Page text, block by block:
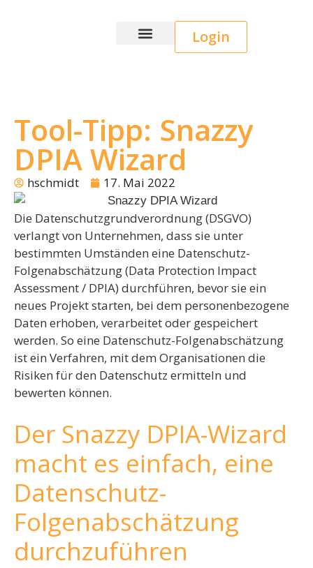
Login
Tool-Tipp: Snazzy
DPIA Wizard
hschmidt 17. Mai 2022
Die Datenschutzgrundverordnung (DSGVO)
verlangt von Unternehmen, dass sie unter
bestimmten Umständen eine Datenschutz-
Folgenabschätzung (Data Protection Impact
Assessment / DPIA) durchführen, bevor sie ein
neues Projekt starten, bei dem personenbezogene
Daten erhoben, verarbeitet oder gespeichert
werden. So eine Datenschutz-Folgenabschätzung
ist ein Verfahren, mit dem Organisationen die
Risiken für den Datenschutz ermitteln und
bewerten können.
Der Snazzy DPIA-Wizard
macht es einfach, eine
Datenschutz-
Folgenabschätzung
durchzuführen